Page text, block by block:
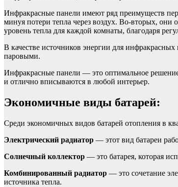
Инфракрасные панели имеют ряд преимуществ
минуя потери тепла через воздух. Во-вторых, они
уровень тепла для каждой комнаты, благодаря
В качестве источников энергии для
паровыми.
Инфракрасные панели — это оптимальное
и отлично вписываются в любой интерьер.
Экономичные виды батарей:
Среди экономичных видов батарей отопления в
Электрический радиатор — этот вид батареи
Солнечный коллектор — это батарея, которая
Комбинированный радиатор — это сочетание
источника тепла.